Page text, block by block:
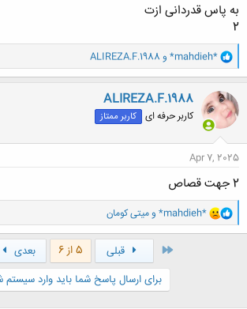
کلیک کنید تا باز شود...
به پاس قدردانی ازت
2
و
ا
ک
ن
ش
ه
ا
*mahdieh* و ALIREZA.F.1988
ALIREZA.F.1988
کاربر حرفه ای کاربر ممتاز
Apr 7, 2025
2 جهت قصاص
و
ا
ک
*mahdieh* و میتی کومان
اول قبلی 5 از 6 بعدی
برای ارسال پاسخ شما باید وارد سیستم